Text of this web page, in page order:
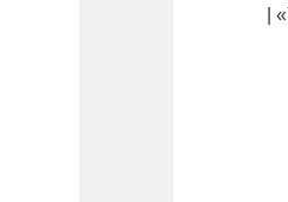
دست گذاشته دقیقا مثل «پایتخت7» |